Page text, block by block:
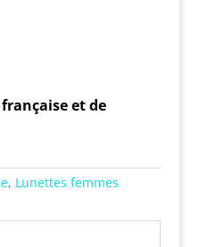
et de
, Lunettes femmes